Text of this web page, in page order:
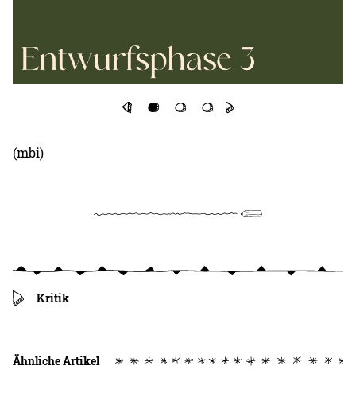
(mbi)
Kritik
Ähnliche Artikel